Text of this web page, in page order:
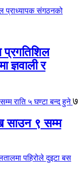
प्रगतिशिल
ज्ञवाली र
७
साउन ९ सम्म